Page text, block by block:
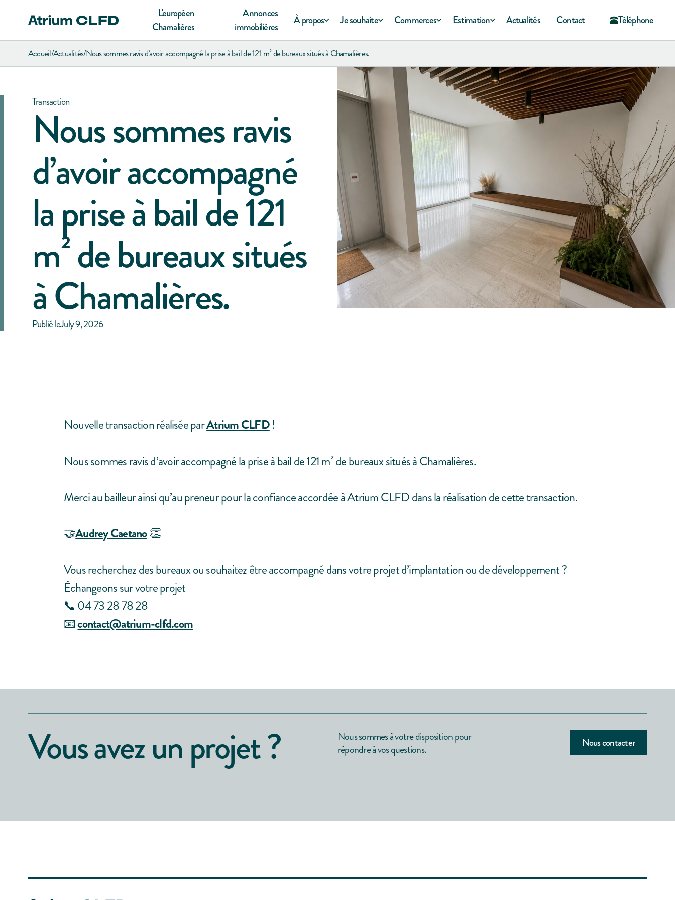
L'européen
Chamalières
Annonces
immobilières
À propos Je souhaite Commerces Estimation Actualités Contact Téléphone
Accueil/Actualités/Nous sommes ravis d’avoir accompagné la prise à bail de 121 m² de bureaux situés à Chamalières.
Transaction
Nous sommes ravis
d’avoir accompagné
la prise à bail de 121
m² de bureaux situés
à Chamalières.
Publié leJuly 9, 2026
Nouvelle transaction réalisée parAtrium CLFD!
Nous sommes ravis d’avoir accompagné la prise à bail de 121 m² de bureaux situés à Chamalières.
Merci au bailleur ainsi qu’au preneur pour la confiance accordée à Atrium CLFD dans la réalisation de cette transaction.
🤝Audrey Caetano👏
Vous recherchez des bureaux ou souhaitez être accompagné dans votre projet d’implantation ou de développement ?
Échangeons sur votre projet
📞 04 73 28 78 28
📧contact@atrium-clfd.com
Vous avez un projet ?
Nous sommes à votre disposition pour
répondre à vos questions.
Nous contacter